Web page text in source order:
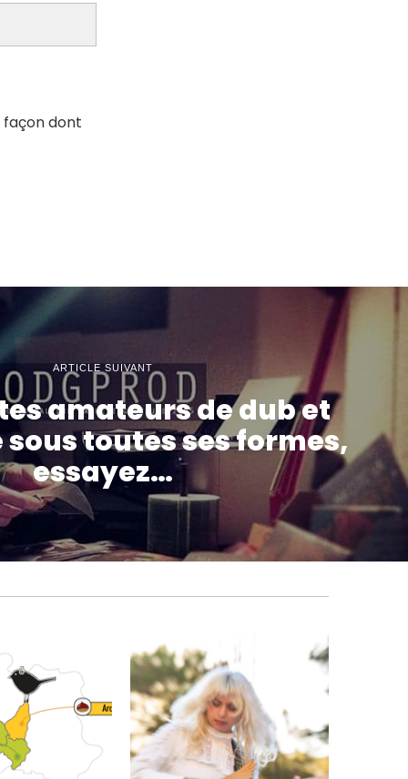
façon dont
ARTICLE SUIVANT
amateurs de dub et
toutes ses formes,
essayez…